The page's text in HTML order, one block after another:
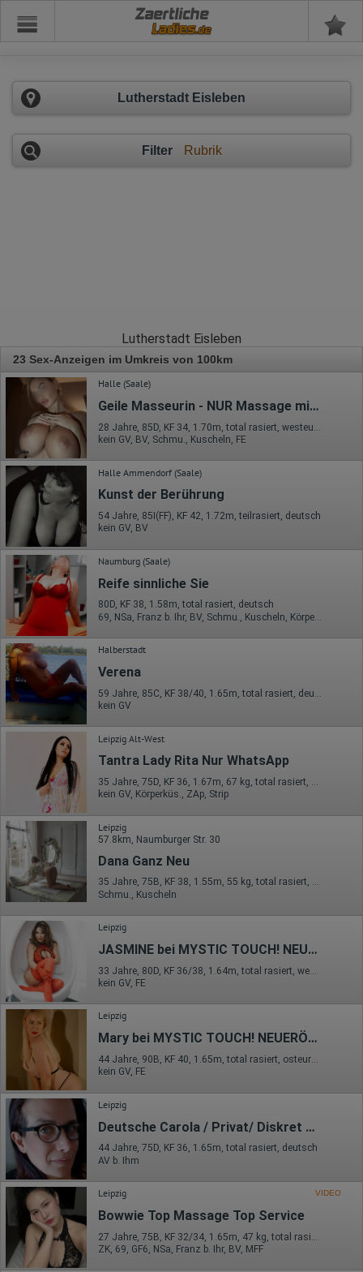
Zaertliche
Lutherstadt Eisleben
Filter Rubrik
Lutherstadt Eisleben
23 Sex-Anzeigen im Umkreis von 100km
Halle (Saale)
Geile Masseurin - NUR Massage mit Happy ***!
28 Jahre, 85D, KF 34, 1.70m, total rasiert, westeuropäisch
kein GV, BV, Schmu., Kuscheln, FE
Halle Ammendorf (Saale)
Kunst der Berührung
54 Jahre, 85I(FF), KF 42, 1.72m, teilrasiert, deutsch
kein GV, BV
Naumburg (Saale)
Reife sinnliche Sie
80D, KF 38, 1.58m, total rasiert, deutsch
Halberstadt
Verena
kein GV
Leipzig Alt-West
Tantra Lady Rita Nur WhatsApp
35 Jahre, 75D, KF 36, 1.67m, 67 kg, total rasiert, osteuropäisch
kein GV, Körperküs., ZAp, Strip
Leipzig
57.8km, Naumburger Str. 30
Dana Ganz Neu
35 Jahre, 75B, KF 38, 1.55m, 55 kg, total rasiert, mitteleuropäisch
Schmu., Kuscheln
Leipzig
JASMINE bei MYSTIC TOUCH! NEUERÖFFNUNG
kein GV, FE
Leipzig
Mary bei MYSTIC TOUCH! NEUERÖFFNUNG
44 Jahre, 90B, KF 40, 1.65m, total rasiert, osteuropäisch
kein GV, FE
Leipzig
Deutsche Carola / Privat/ Diskret besuchbar!
44 Jahre, 75D, KF 36, 1.65m, total rasiert, deutsch
AV b. Ihm
Leipzig VIDEO
Bowwie Top Massage Top Service
ZK, 69, GF6, NSa, Franz b. Ihr, BV, MFF